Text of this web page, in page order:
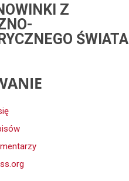
Z
ŚWIATA